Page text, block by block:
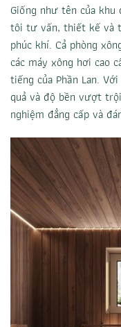
Giống như tên của
tôi tư vấn, thiết kế và
phúc khí. Cả phòng
các máy xông hơi cao
tiếng của Phần Lan.
quả và độ bền vượt
nghiệm đẳng cấp và